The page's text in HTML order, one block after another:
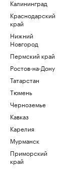
Калининград
Краснодарский
край
Нижний
Новгород
Пермский край
Ростов-на-Дону
Татарстан
Тюмень
Черноземье
Кавказ
Карелия
Мурманск
Приморский
край